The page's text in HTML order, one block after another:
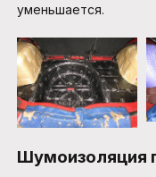
уменьшается.
Шумоизоляция